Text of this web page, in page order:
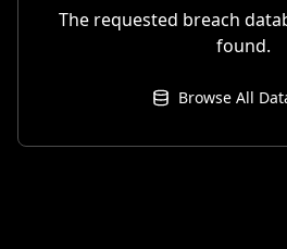
The requested breach
found.
Browse All